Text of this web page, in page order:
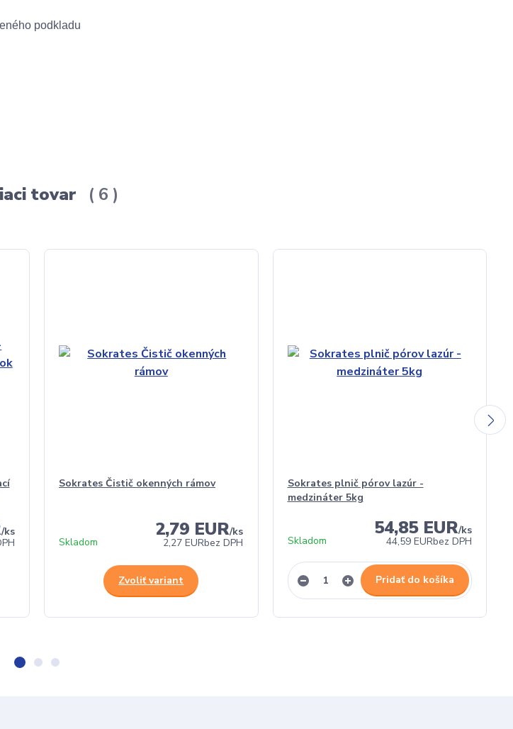
podkladu
tovar 6
/ks
Sokrates Čistič okenných rámov
2,79 EUR/ks
2,27 EURbez DPH
Skladom
Zvoliť variant
Sokrates plnič pórov lazúr -
medzináter 5kg
54,85 EUR/ks
44,59 EURbez DPH
Skladom
Pridať do košíka